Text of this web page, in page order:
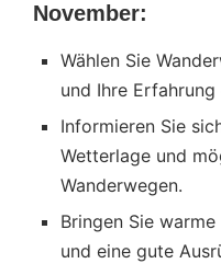
November:
Wählen Sie
und Ihre
Informieren Sie
Wetterlage und
Wanderwegen.
Bringen Sie
und eine gute